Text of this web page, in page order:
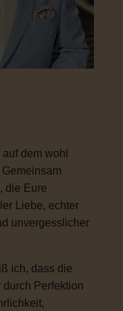
dem wohl
die Eure
Liebe, echter
unvergesslicher
ich, dass die
Perfektion